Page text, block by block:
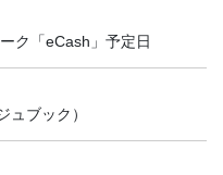
ク「eCash」予定日
ュブック）